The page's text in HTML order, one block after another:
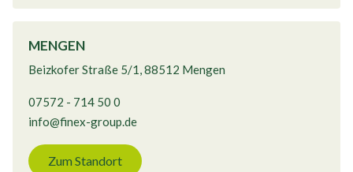
MENGEN
Beizkofer Straße 5/1, 88512 Mengen
07572 - 714 50 0
info@finex-group.de
Zum Standort